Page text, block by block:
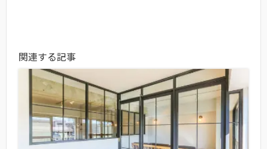
関連する記事